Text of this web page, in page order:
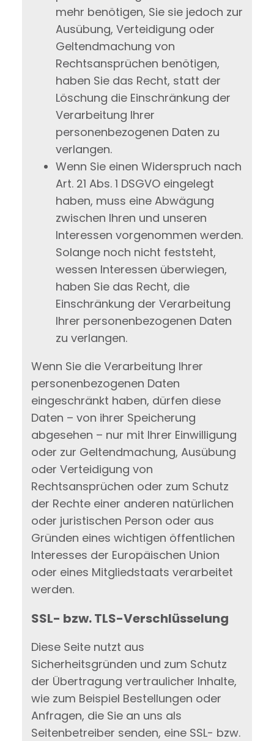
mehr benötigen, Sie sie jedoch zur
Ausübung, Verteidigung oder
Geltendmachung von
Rechtsansprüchen benötigen,
haben Sie das Recht, statt der
Löschung die Einschränkung der
Verarbeitung Ihrer
personenbezogenen Daten zu
verlangen.
Wenn Sie einen Widerspruch nach
Art. 21 Abs. 1 DSGVO eingelegt
haben, muss eine Abwägung
zwischen Ihren und unseren
Interessen vorgenommen werden.
Solange noch nicht feststeht,
wessen Interessen überwiegen,
haben Sie das Recht, die
Einschränkung der Verarbeitung
Ihrer personenbezogenen Daten
zu verlangen.
Wenn Sie die Verarbeitung Ihrer
personenbezogenen Daten
eingeschränkt haben, dürfen diese
Daten – von ihrer Speicherung
abgesehen – nur mit Ihrer Einwilligung
oder zur Geltendmachung, Ausübung
oder Verteidigung von
Rechtsansprüchen oder zum Schutz
der Rechte einer anderen natürlichen
oder juristischen Person oder aus
Gründen eines wichtigen öffentlichen
Interesses der Europäischen Union
oder eines Mitgliedstaats verarbeitet
werden.
SSL- bzw. TLS-Verschlüsselung
Diese Seite nutzt aus
Sicherheitsgründen und zum Schutz
der Übertragung vertraulicher Inhalte,
wie zum Beispiel Bestellungen oder
Anfragen, die Sie an uns als
Seitenbetreiber senden, eine SSL- bzw.